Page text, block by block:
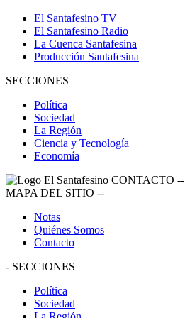
El Santafesino TV
El Santafesino Radio
La Cuenca Santafesina
Producción Santafesina
SECCIONES
Política
Sociedad
La Región
Ciencia y Tecnología
Economía
CONTACTO --
MAPA DEL SITIO --
Notas
Quiénes Somos
Contacto
- SECCIONES
Política
Sociedad